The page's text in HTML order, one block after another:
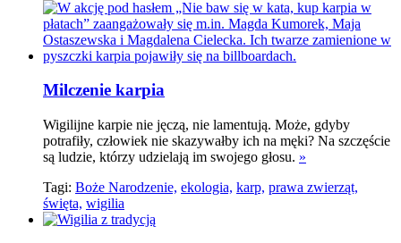
Milczenie karpia
Wigilijne karpie nie jęczą, nie lamentują. Może, gdyby
potrafiły, człowiek nie skazywałby ich na męki? Na szczęście
są ludzie, którzy udzielają im swojego głosu. »
Tagi: Boże Narodzenie, ekologia, karp, prawa zwierząt,
święta, wigilia